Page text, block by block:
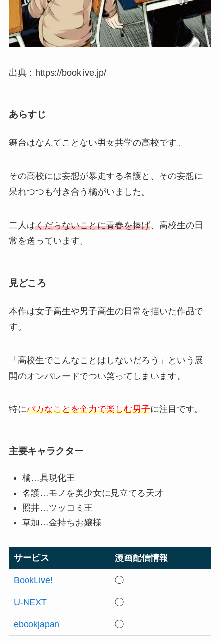
出典：https://booklive.jp/
あらすじ
舞台はなんてことない男女共学の高校です。
その高校には妄想が暴走する名護と、その妄想に
呆れつつも付き合う橘がいました。
二人はくだらないことに青春を捧げ、高校生の日
常を送っています。
見どころ
本作は女子高生や男子高生の日常を描いた作品で
す。
「高校生でこんなことはしないだろう」という展
開のオンパレードでつい笑ってしまいます。
特にバカなことを全力で楽しむ男子に注目です。
主要キャラクター
橘…具現化王
名護…モノを美少女に見立てる天才
照井…ツッコミ王
草加…金持ちお嬢様
サービス 漫画配信情報
BookLive! ◯
U-NEXT ◯
ebookjapan ◯